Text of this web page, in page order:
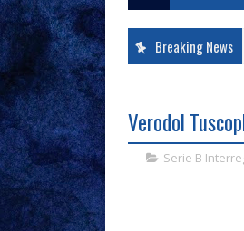
Breaking News
Verodol
Serie B